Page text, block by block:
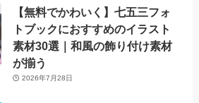
【無料でかわいく】七五三フォ
トブックにおすすめのイラスト
素材30選｜和風の飾り付け素材
が揃う
2026年7月28日